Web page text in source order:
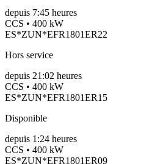
depuis 7:45 heures
CCS • 400 kW
ES*ZUN*EFR1801ER22
Hors service
depuis 21:02 heures
CCS • 400 kW
ES*ZUN*EFR1801ER15
Disponible
depuis 1:24 heures
CCS • 400 kW
ES*ZUN*EFR1801ER09